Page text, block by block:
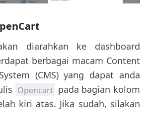
diarahkan ke dashboard
berbagai macam Content
(CMS) yang dapat anda
Opencart pada bagian kolom
kiri atas. Jika sudah, silakan